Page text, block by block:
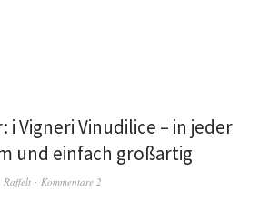
i Vigneri Vinudilice – in jeder
und einfach großartig
Raffelt Kommentare 2